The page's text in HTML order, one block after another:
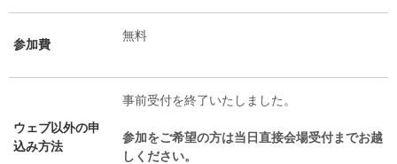
参加費
無料
ウェブ以外の申
込み方法
事前受付を終了いたしました。
参加をご希望の方は当日直接会場受付までお越
しください。